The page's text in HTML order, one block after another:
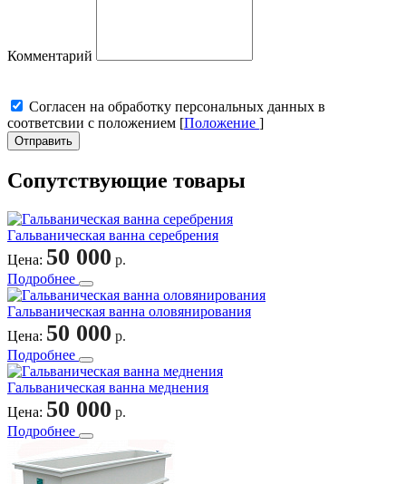
Комментарий
Cогласен на обработку персональных данных в
соответсвии с положением [Положение ]
Отправить
Сопутствующие товары
Гальваническая ванна серебрения
Цена: 50 000 р.
Подробнее
Гальваническая ванна оловянирования
Цена: 50 000 р.
Подробнее
Гальваническая ванна меднения
Цена: 50 000 р.
Подробнее